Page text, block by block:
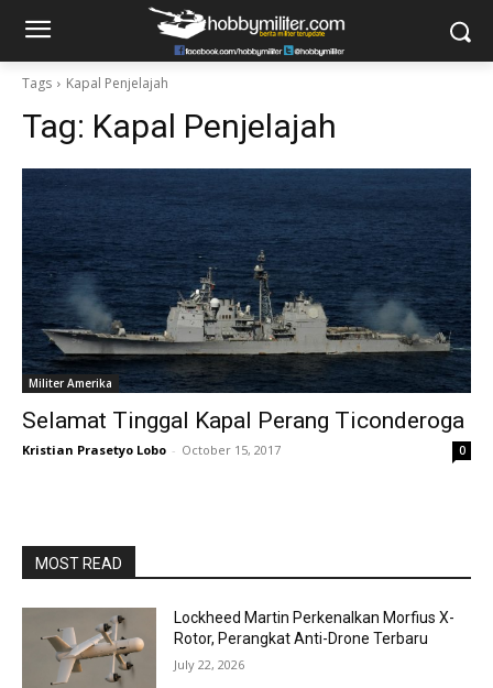
Tags Kapal Penjelajah
Tag: Kapal Penjelajah
Militer Amerika
Selamat Tinggal Kapal Perang Ticonderoga
Kristian Prasetyo Lobo - October 15, 2017 0
MOST READ
Lockheed Martin Perkenalkan Morfius X-
Rotor, Perangkat Anti-Drone Terbaru
July 22, 2026